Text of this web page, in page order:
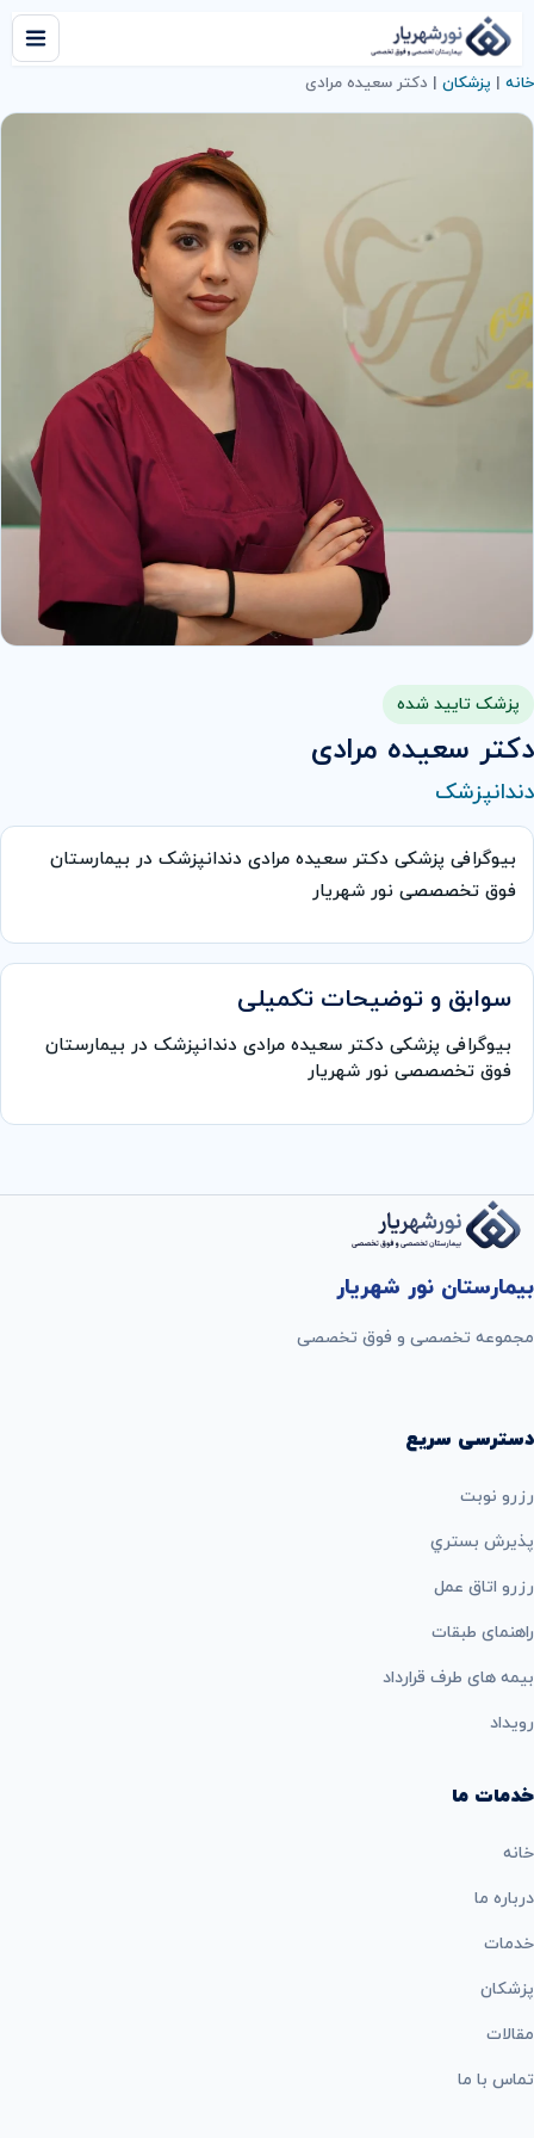
خانه | پزشکان | دکتر سعیده مرادی
پزشک تایید شده
دکتر سعیده مرادی
دندانپزشک
بیوگرافی پزشکی دکتر سعیده مرادی دندانپزشک در بیمارستان
فوق تخصصصی نور شهریار
سوابق و توضیحات تکمیلی
بیوگرافی پزشکی دکتر سعیده مرادی دندانپزشک در بیمارستان
فوق تخصصصی نور شهریار
بیمارستان نور شهریار
مجموعه تخصصی و فوق تخصصی
دسترسی سریع
رزرو نوبت
پذيرش بستري
رزرو اتاق عمل
راهنمای طبقات
بيمه های طرف قرارداد
رویداد
خدمات ما
خانه
درباره ما
خدمات
پزشکان
مقالات
تماس با ما